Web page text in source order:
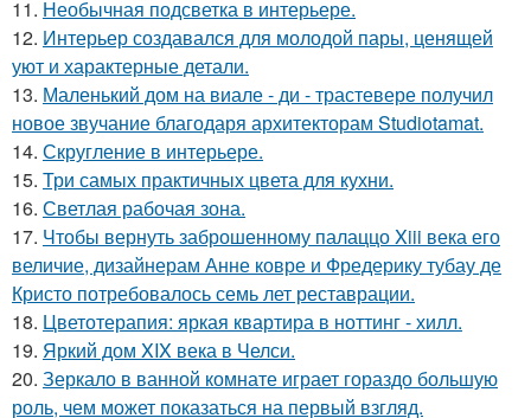
11. Необычная подсветка в интерьере.
12. Интерьер создавался для молодой пары, ценящей
уют и характерные детали.
13. Маленький дом на виале - ди - трастевере получил
новое звучание благодаря архитекторам Studiotamat.
14. Скругление в интерьере.
15. Три самых практичных цвета для кухни.
16. Светлая рабочая зона.
17. Чтобы вернуть заброшенному палаццо Xiii века его
величие, дизайнерам Анне ковре и Фредерику тубау де
Кристо потребовалось семь лет реставрации.
18. Цветотерапия: яркая квартира в ноттинг - хилл.
19. Яркий дом XIX века в Челси.
20. Зеркало в ванной комнате играет гораздо большую
роль, чем может показаться на первый взгляд.